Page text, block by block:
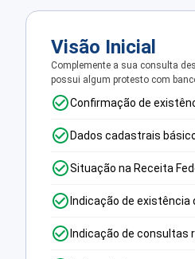
Visão Inicial
Complemente a sua consulta
possui algum protesto com
Confirmação de
Dados cadastrais
Situação na Receita
Indicação de
Indicação de consultas